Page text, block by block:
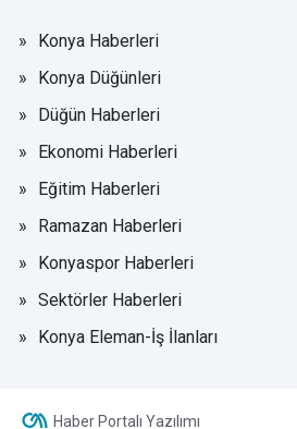
Konya Haberleri
Konya Düğünleri
Düğün Haberleri
Ekonomi Haberleri
Eğitim Haberleri
Ramazan Haberleri
Konyaspor Haberleri
Sektörler Haberleri
Konya Eleman-İş İlanları
Haber Portalı Yazılımı